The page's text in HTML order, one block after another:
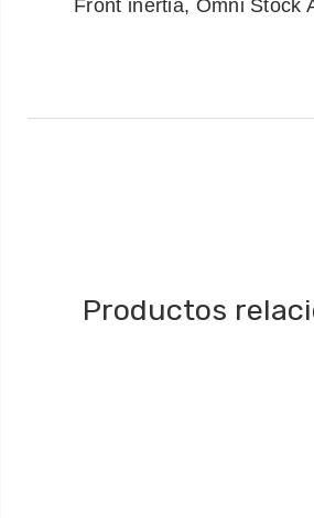
Front inertia, Omni Stock
Productos